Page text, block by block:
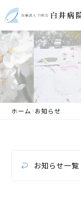
ホーム お知らせ
お知らせ一覧